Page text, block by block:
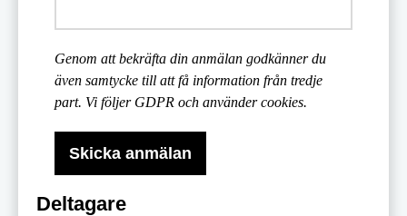
Genom att bekräfta din anmälan godkänner du
även samtycke till att få information från tredje
part. Vi följer GDPR och använder cookies.
Deltagare